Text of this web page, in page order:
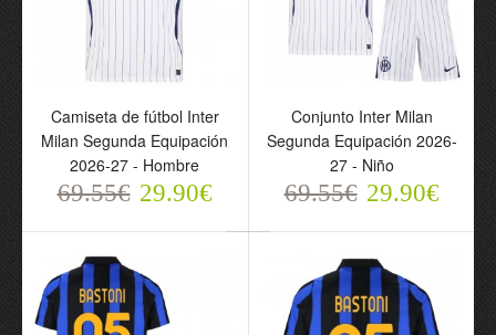
Milan Segunda
Equipación 2026-27 -
Hombre
69.55€ 29.90€
Segunda Equipación
2026-27 - Niño
69.55€ 29.90€
Camiseta de fútbol Inter
Milan Segunda Equipación
2026-27 - Hombre
69.55€ 29.90€
Conjunto Inter Milan
Segunda Equipación 2026-
27 - Niño
69.55€ 29.90€